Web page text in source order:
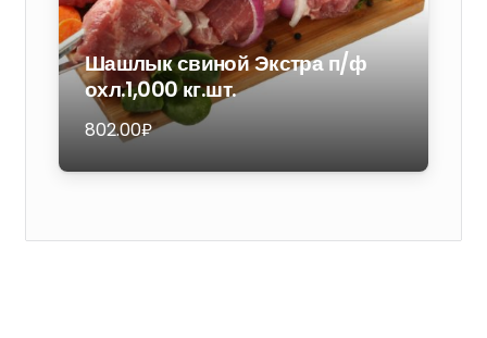
Шашлык свиной Экстра п/ф
охл.1,000 кг.шт.
802.00₽